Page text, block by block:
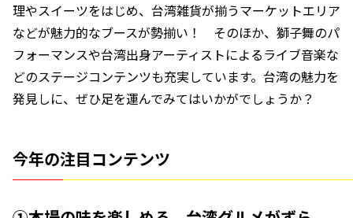
理やスイーツをはじめ、台湾雑貨が揃うマーケットエリア
などが魅力的なブースが勢揃い！ そのほか、獅子舞のパ
フォーマンスや台湾出身アーティストによるライブ音楽な
どのステージコンテンツも充実しています。台湾の魅力を
発見しに、ぜひ足を運んでみてはいかがでしょうか？
今年の注目コンテンツ